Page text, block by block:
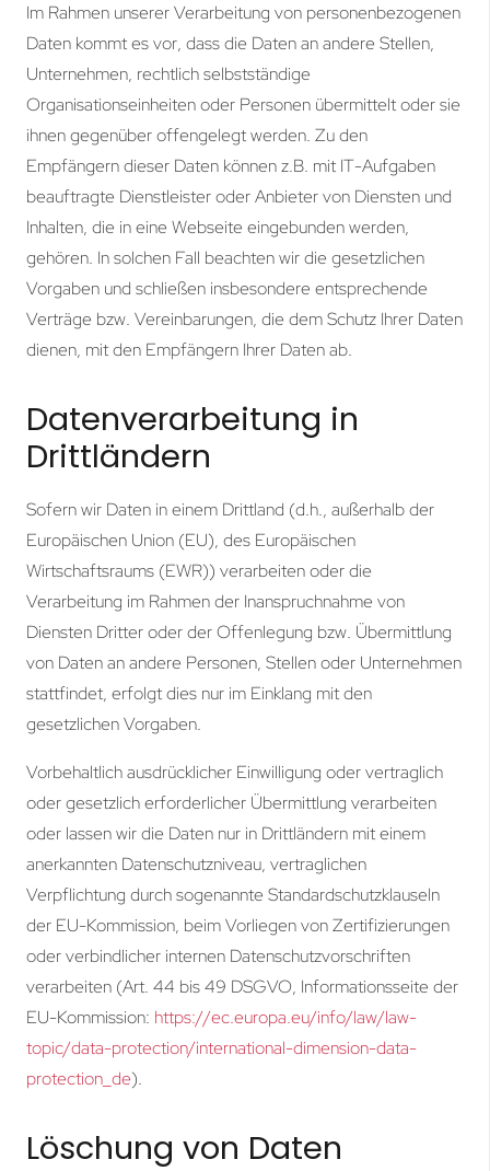
Im Rahmen unserer Verarbeitung von personenbezogenen
Daten kommt es vor, dass die Daten an andere Stellen,
Unternehmen, rechtlich selbstständige
Organisationseinheiten oder Personen übermittelt oder sie
ihnen gegenüber offengelegt werden. Zu den
Empfängern dieser Daten können z.B. mit IT-Aufgaben
beauftragte Dienstleister oder Anbieter von Diensten und
Inhalten, die in eine Webseite eingebunden werden,
gehören. In solchen Fall beachten wir die gesetzlichen
Vorgaben und schließen insbesondere entsprechende
Verträge bzw. Vereinbarungen, die dem Schutz Ihrer Daten
dienen, mit den Empfängern Ihrer Daten ab.
Datenverarbeitung in
Drittländern
Sofern wir Daten in einem Drittland (d.h., außerhalb der
Europäischen Union (EU), des Europäischen
Wirtschaftsraums (EWR)) verarbeiten oder die
Verarbeitung im Rahmen der Inanspruchnahme von
Diensten Dritter oder der Offenlegung bzw. Übermittlung
von Daten an andere Personen, Stellen oder Unternehmen
stattfindet, erfolgt dies nur im Einklang mit den
gesetzlichen Vorgaben.
Vorbehaltlich ausdrücklicher Einwilligung oder vertraglich
oder gesetzlich erforderlicher Übermittlung verarbeiten
oder lassen wir die Daten nur in Drittländern mit einem
anerkannten Datenschutzniveau, vertraglichen
Verpflichtung durch sogenannte Standardschutzklauseln
der EU-Kommission, beim Vorliegen von Zertifizierungen
oder verbindlicher internen Datenschutzvorschriften
verarbeiten (Art. 44 bis 49 DSGVO, Informationsseite der
EU-Kommission: https://ec.europa.eu/info/law/law-
topic/data-protection/international-dimension-data-
protection_de).
Löschung von Daten